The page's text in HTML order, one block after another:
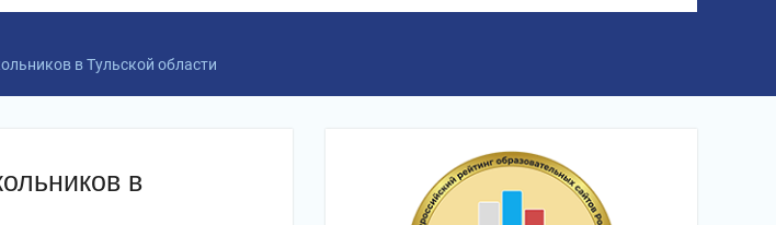
в Тульской области
в